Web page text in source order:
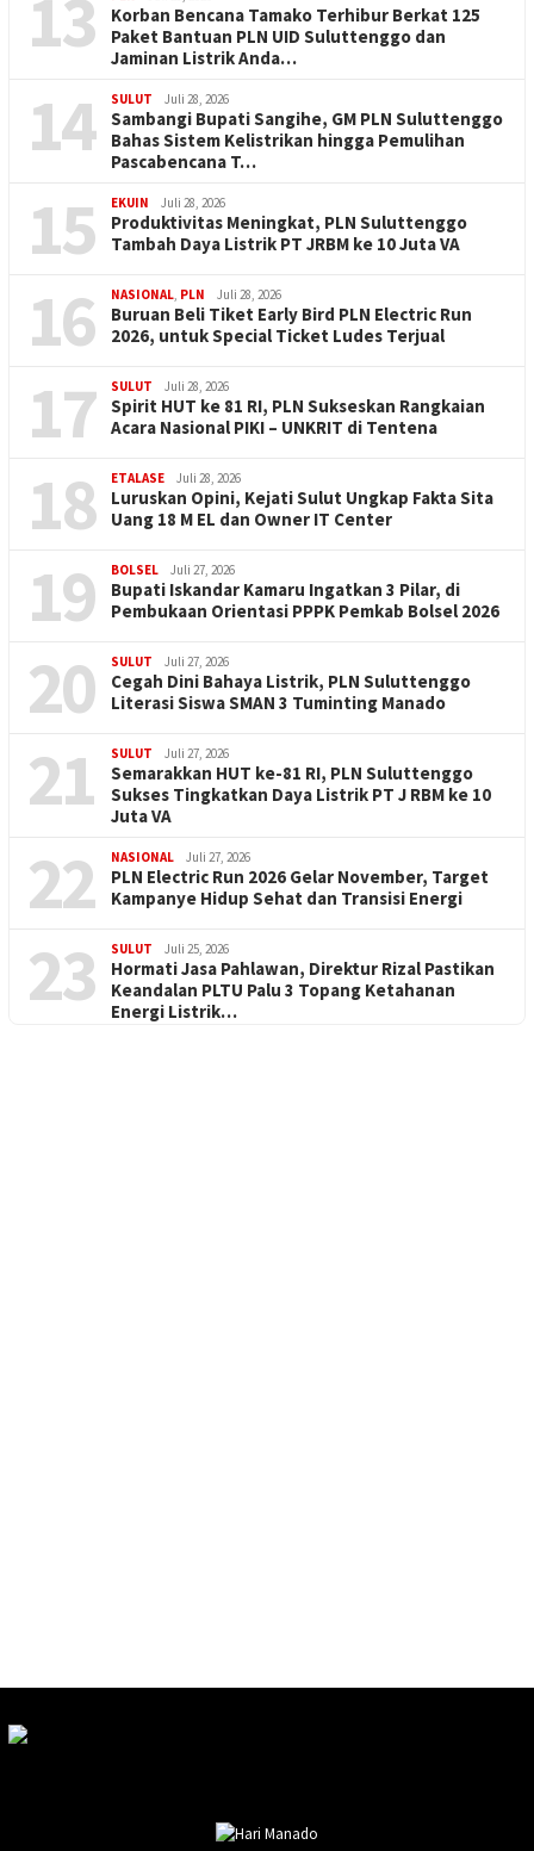
13
Korban Bencana Tamako Terhibur Berkat 125
Paket Bantuan PLN UID Suluttenggo dan
Jaminan Listrik Anda…
14 SULUT Juli 28, 2026
Sambangi Bupati Sangihe, GM PLN Suluttenggo
Bahas Sistem Kelistrikan hingga Pemulihan
Pascabencana T…
15 EKUIN Juli 28, 2026
Produktivitas Meningkat, PLN Suluttenggo
Tambah Daya Listrik PT JRBM ke 10 Juta VA
16 NASIONAL, PLN Juli 28, 2026
Buruan Beli Tiket Early Bird PLN Electric Run
2026, untuk Special Ticket Ludes Terjual
17 SULUT Juli 28, 2026
Spirit HUT ke 81 RI, PLN Sukseskan Rangkaian
Acara Nasional PIKI – UNKRIT di Tentena
18 ETALASE Juli 28, 2026
Luruskan Opini, Kejati Sulut Ungkap Fakta Sita
Uang 18 M EL dan Owner IT Center
19 BOLSEL Juli 27, 2026
Bupati Iskandar Kamaru Ingatkan 3 Pilar, di
Pembukaan Orientasi PPPK Pemkab Bolsel 2026
20 SULUT Juli 27, 2026
Cegah Dini Bahaya Listrik, PLN Suluttenggo
Literasi Siswa SMAN 3 Tuminting Manado
21 SULUT Juli 27, 2026
Semarakkan HUT ke-81 RI, PLN Suluttenggo
Sukses Tingkatkan Daya Listrik PT J RBM ke 10
Juta VA
22 NASIONAL Juli 27, 2026
PLN Electric Run 2026 Gelar November, Target
Kampanye Hidup Sehat dan Transisi Energi
23 SULUT Juli 25, 2026
Hormati Jasa Pahlawan, Direktur Rizal Pastikan
Keandalan PLTU Palu 3 Topang Ketahanan
Energi Listrik…